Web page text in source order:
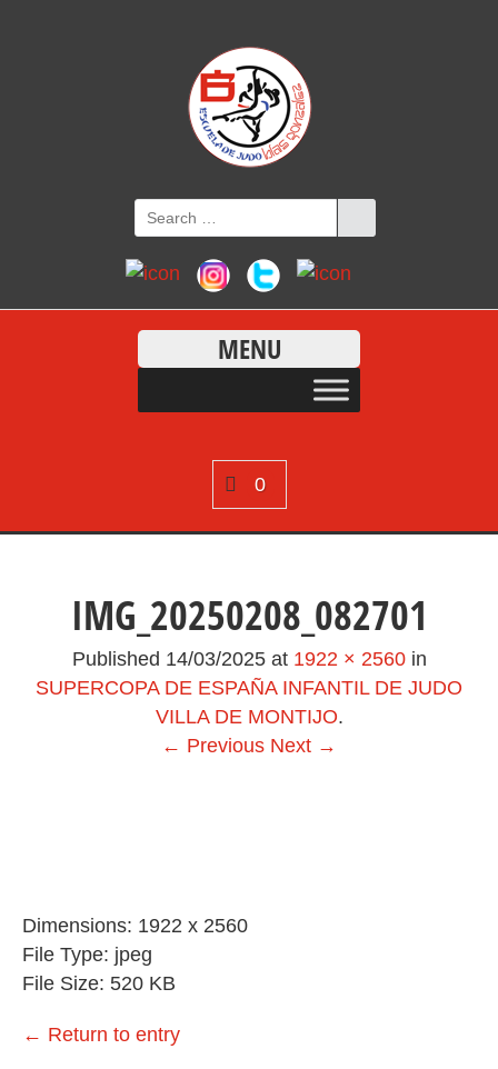
MENU
0
IMG_20250208_082701
Published 14/03/2025at 1922 × 2560in
SUPERCOPA DE ESPAÑA INFANTIL DE JUDO
VILLA DE MONTIJO.
← Previous Next →
Dimensions: 1922 x 2560
File Type: jpeg
File Size: 520 KB
← Return to entry